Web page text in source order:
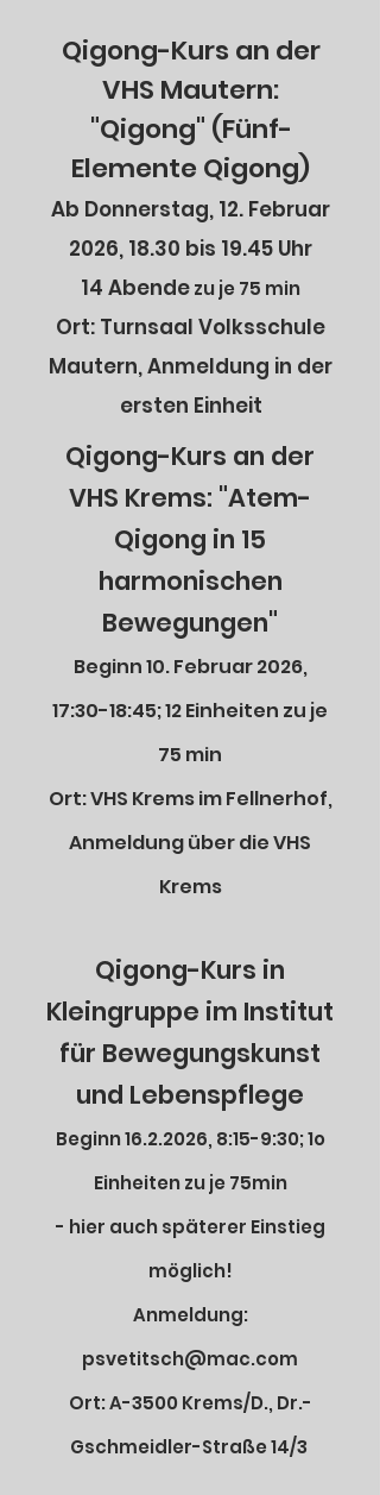
Qigong-Kurs an der
VHS Mautern:
"Qigong" (Fünf-
Elemente Qigong)
Ab Donnerstag, 12. Februar
2026, 18.30 bis 19.45 Uhr
14 Abendezu je 75 min
Ort: Turnsaal Volksschule
Mautern, Anmeldung in der
ersten Einheit
Qigong-Kurs an der
VHS Krems: "Atem-
Qigong in 15
harmonischen
Bewegungen"
Beginn 10. Februar 2026,
17:30-18:45; 12 Einheiten zu je
75 min
Ort: VHS Krems im Fellnerhof,
Anmeldung über die VHS
Krems
Qigong-Kurs in
Kleingruppe im Institut
für Bewegungskunst
und Lebenspflege
Beginn16.2.2026, 8:15-9:30; 1o
Einheiten zu je 75min
- hier auch späterer Einstieg
möglich!
Anmeldung:
psvetitsch@mac.com
Ort: A-3500 Krems/D., Dr.-
Gschmeidler-Straße 14/3